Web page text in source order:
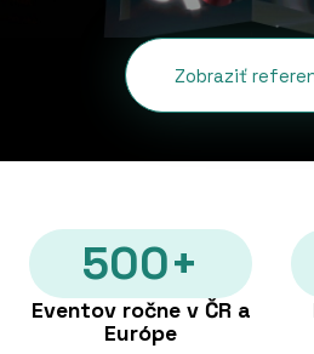
Zobraziť
500+
Eventov ročne v ČR a
Európe